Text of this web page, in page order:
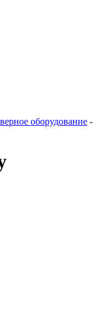
оборудование -